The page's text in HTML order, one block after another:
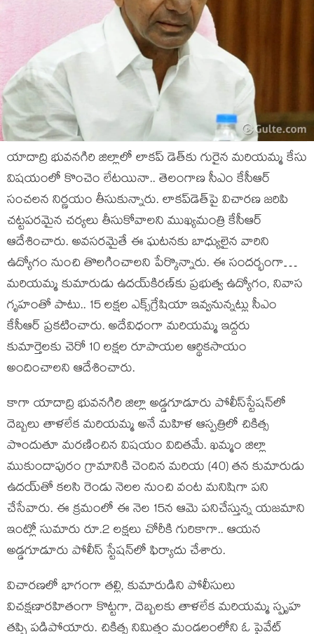
యాదాద్రి భువ‌న‌గిరి జిల్లాలో లాక‌ప్ డెత్‌కు గురైన మ‌రియ‌మ్మ కేసు
విష‌యంలో కొంచెం లేట‌యినా.. తెలంగాణ సీఎం కేసీఆర్
సంచ‌ల‌న నిర్ణ‌యం తీసుకున్నారు. లాకప్‌డెత్‌పై విచారణ జరిపి
చట్టపరమైన చర్యలు తీసుకోవాలని ముఖ్యమంత్రి కేసీఆర్
ఆదేశించారు. అవసరమైతే ఈ ఘటనకు బాధ్యులైన వారిని
ఉద్యోగం నుంచి తొలగించాలని పేర్కొన్నారు. ఈ సందర్భంగా…
మరియమ్మ కుమారుడు ఉదయ్‌కిరణ్‌కు ప్రభుత్వ ఉద్యోగం, నివాస
గృహంతో పాటు.. 15 లక్షల ఎక్స్‌గ్రేషియా ఇవ్వనున్నట్లు సీఎం
కేసీఆర్‌ ప్రకటించారు. అదేవిధంగా మరియమ్మ ఇద్దరు
కుమార్తెలకు చెరో 10 లక్షల రూపాయల ఆర్థికసాయం
అందించాలని ఆదేశించారు.
కాగా యాదాద్రి భువనగిరి జిల్లా అడ్డగూడూరు పోలీస్‌స్టేషన్‌లో
దెబ్బలు తాళలేక మరియమ్మ అనే మహిళ ఆస్పత్రిలో చికిత్స
పొందుతూ మరణించిన విషయం విదితమే. ఖమ్మం జిల్లా
ముకుందాపురం గ్రామానికి చెందిన మరియ (40) తన కుమారుడు
ఉదయ్‌తో కలసి రెండు నెలల నుంచి వంట మనిషిగా పని
చేసేవారు. ఈ క్రమంలో ఈ నెల 15న ఆమె పనిచేస్తున్న యజమాని
ఇంట్లో సుమారు రూ.2 లక్షలు చోరీకి గురికాగా.. ఆయన
అడ్డగూడూరు పోలీస్‌ స్టేషన్‌లో ఫిర్యాదు చేశారు.
విచారణలో భాగంగా తల్లి, కుమారుడిని పోలీసులు
విచక్షణారహితంగా కొట్టగా, దెబ్బలకు తాళలేక మరియమ్మ స్పృహ
తప్పి పడిపోయారు. చికిత్స నిమిత్తం మండలంలోని ఓ ప్రైవేట్‌